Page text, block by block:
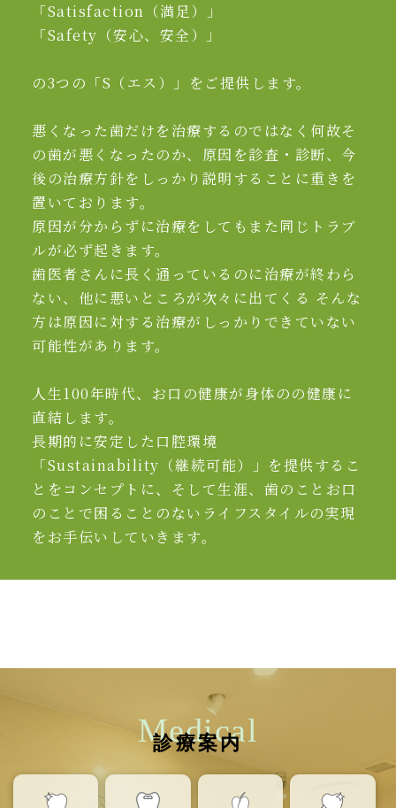
「Satisfaction（満足）」
「Safety（安心、安全）」
の3つの「S（エス）」をご提供します。
悪くなった歯だけを治療するのではなく何故そ
の歯が悪くなったのか、原因を診査・診断、今
後の治療方針をしっかり説明することに重きを
置いております。
原因が分からずに治療をしてもまた同じトラブ
ルが必ず起きます。
歯医者さんに長く通っているのに治療が終わら
ない、他に悪いところが次々に出てくる そんな
方は原因に対する治療がしっかりできていない
可能性があります。
人生100年時代、お口の健康が身体のの健康に
直結します。
長期的に安定した口腔環境
「Sustainability（継続可能）」を提供するこ
とをコンセプトに、そして生涯、歯のことお口
のことで困ることのないライフスタイルの実現
をお手伝いしていきます。
診療案内
Medical